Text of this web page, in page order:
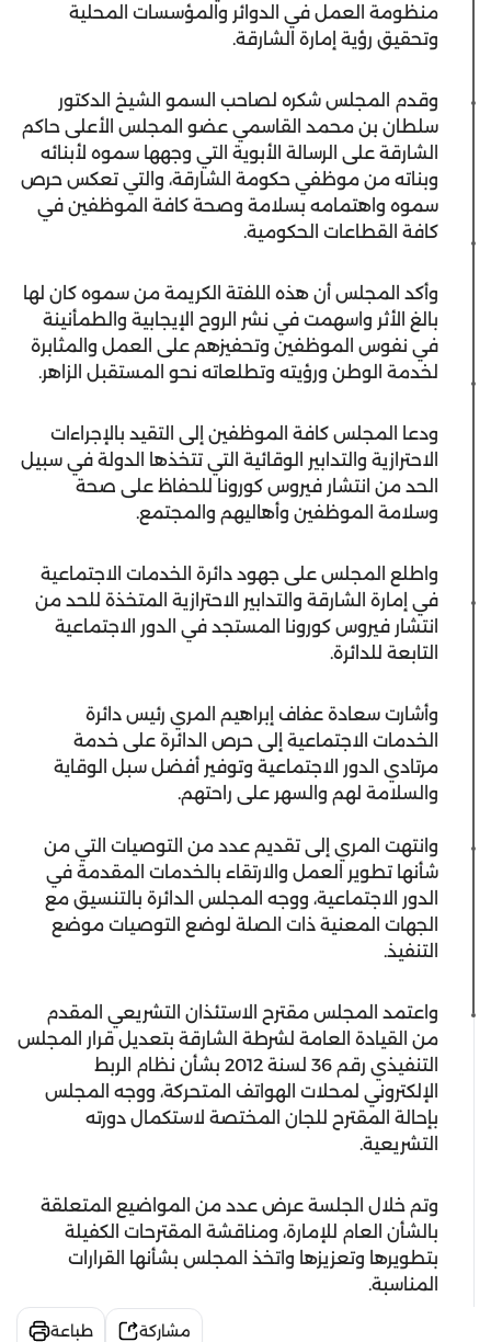
منظومة العمل في الدوائر والمؤسسات المحلية
وتحقيق رؤية إمارة الشارقة.
وقدم المجلس شكره لصاحب السمو الشيخ الدكتور
سلطان بن محمد القاسمي عضو المجلس الأعلى حاكم
الشارقة على الرسالة الأبوية التي وجهها سموه لأبنائه
وبناته من موظفي حكومة الشارقة، والتي تعكس حرص
سموه واهتمامه بسلامة وصحة كافة الموظفين في
كافة القطاعات الحكومية.
وأكد المجلس أن هذه اللفتة الكريمة من سموه كان لها
بالغ الأثر واسهمت في نشر الروح الإيجابية والطمأنينة
في نفوس الموظفين وتحفيزهم على العمل والمثابرة
لخدمة الوطن ورؤيته وتطلعاته نحو المستقبل الزاهر.
ودعا المجلس كافة الموظفين إلى التقيد بالإجراءات
الاحترازية والتدابير الوقائية التي تتخذها الدولة في سبيل
الحد من انتشار فيروس كورونا للحفاظ على صحة
وسلامة الموظفين وأهاليهم والمجتمع.
واطلع المجلس على جهود دائرة الخدمات الاجتماعية
في إمارة الشارقة والتدابير الاحترازية المتخذة للحد من
انتشار فيروس كورونا المستجد في الدور الاجتماعية
التابعة للدائرة.
وأشارت سعادة عفاف إبراهيم المري رئيس دائرة
الخدمات الاجتماعية إلى حرص الدائرة على خدمة
مرتادي الدور الاجتماعية وتوفير أفضل سبل الوقاية
والسلامة لهم والسهر على راحتهم.
وانتهت المري إلى تقديم عدد من التوصيات التي من
شأنها تطوير العمل والارتقاء بالخدمات المقدمة في
الدور الاجتماعية، ووجه المجلس الدائرة بالتنسيق مع
الجهات المعنية ذات الصلة لوضع التوصيات موضع
التنفيذ.
واعتمد المجلس مقترح الاستئذان التشريعي المقدم
من القيادة العامة لشرطة الشارقة بتعديل قرار المجلس
التنفيذي رقم 36 لسنة 2012 بشأن نظام الربط
الإلكتروني لمحلات الهواتف المتحركة، ووجه المجلس
بإحالة المقترح للجان المختصة لاستكمال دورته
التشريعية.
وتم خلال الجلسة عرض عدد من المواضيع المتعلقة
بالشأن العام للإمارة، ومناقشة المقترحات الكفيلة
بتطويرها وتعزيزها واتخذ المجلس بشأنها القرارات
المناسبة.
مشاركة طباعة